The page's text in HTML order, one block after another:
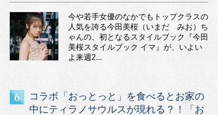
今や若手女優のなかでもトップクラスの
人気を誇る今田美桜（いまだ みお）ち
ゃんの、初となるスタイルブック『今田
美桜スタイルブック イマ』が、いよい
よ来週2...
コラボ「おっとっと」を食べるとお家の
中にティラノサウルスが現れる？！「お